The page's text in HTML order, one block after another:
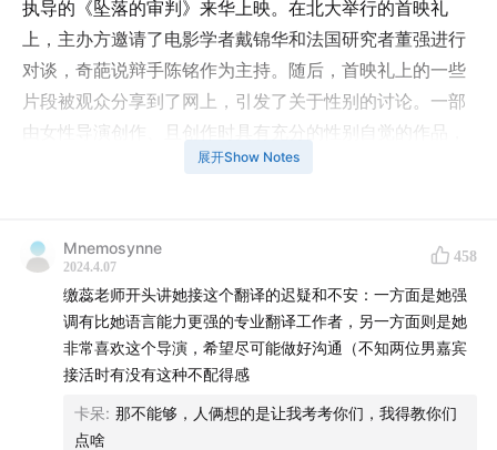
执导的《坠落的审判》来华上映。在北大举行的首映礼
上，主办方邀请了电影学者戴锦华和法国研究者董强进行
对谈，奇葩说辩手陈铭作为主持。随后，首映礼上的一些
片段被观众分享到了网上，引发了关于性别的讨论。一部
由女性导演创作、且创作时具有充分的性别自觉的作品，
怎样的讨论方式才是合适的？我们该如何理解女性创作？
本期节目中，我们邀请到了青年电影学者缴蕊，她长期从
事法国电影的研究。缴蕊也是这场首映礼的亲历者，她在
首映礼上为茹斯汀担任翻译。缴蕊与我们分享了她在首映
礼当天的感受，以及她所理解的茹斯汀和女性创作。
展开Show Notes
Mnemosynne
2024.4.07
458
缴蕊老师开头讲她接这个翻译的迟疑和不安：一方面是她强
调有比她语言能力更强的专业翻译工作者，另一方面则是她
非常喜欢这个导演，希望尽可能做好沟通（不知两位男嘉宾
接活时有没有这种不配得感
卡呆: 那不能够，人俩想的是让我考考你们，我得教你们
点啥